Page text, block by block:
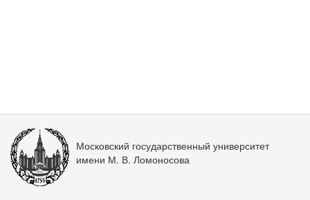
Московский государственный университет
имени М. В. Ломоносова